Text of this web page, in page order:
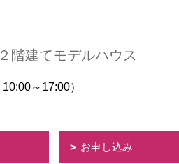
階建てモデルハウス
～17:00）
お申し込み